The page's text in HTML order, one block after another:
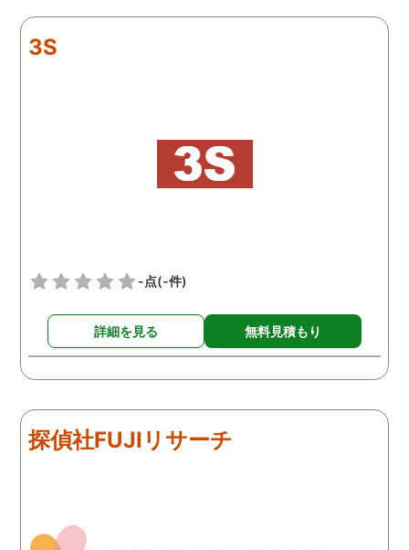
丁寧で報告内容もわかりや
く、むしろ期待以上に細
3S
-点(-件)
詳細を見る 無料見積もり
探偵社FUJIリサーチ